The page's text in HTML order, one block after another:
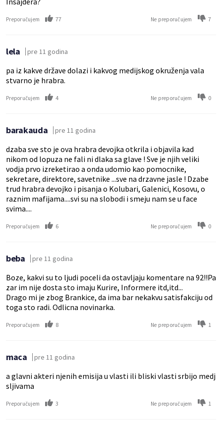
Preporučujem 77 Ne preporučujem 7
lela pre 11 godina
pa iz kakve države dolazi i kakvog medijskog okruženja vala
stvarno je hrabra.
Preporučujem 4 Ne preporučujem 0
barakauda pre 11 godina
dzaba sve sto je ova hrabra devojka otkrila i objavila kad
nikom od lopuza ne fali ni dlaka sa glave ! Sve je njih veliki
vodja prvo izreketirao a onda udomio kao pomocnike,
sekretare, direktore, savetnike ...sve na drzavne jasle ! Dzabe
trud hrabra devojko i pisanja o Kolubari, Galenici, Kosovu, o
raznim mafijama....svi su na slobodi i smeju nam se u face
svima....
Preporučujem 6 Ne preporučujem 0
beba pre 11 godina
Boze, kakvi su to ljudi poceli da ostavljaju komentare na 92!!Pa
zar im nije dosta sto imaju Kurire, Informere itd,itd...
Drago mi je zbog Brankice, da ima bar nekakvu satisfakciju od
toga sto radi. Odlicna novinarka.
Preporučujem 8 Ne preporučujem 1
maca pre 11 godina
a glavni akteri njenih emisija u vlasti ili bliski vlasti srbijo medj
sljivama
Preporučujem 3 Ne preporučujem 1